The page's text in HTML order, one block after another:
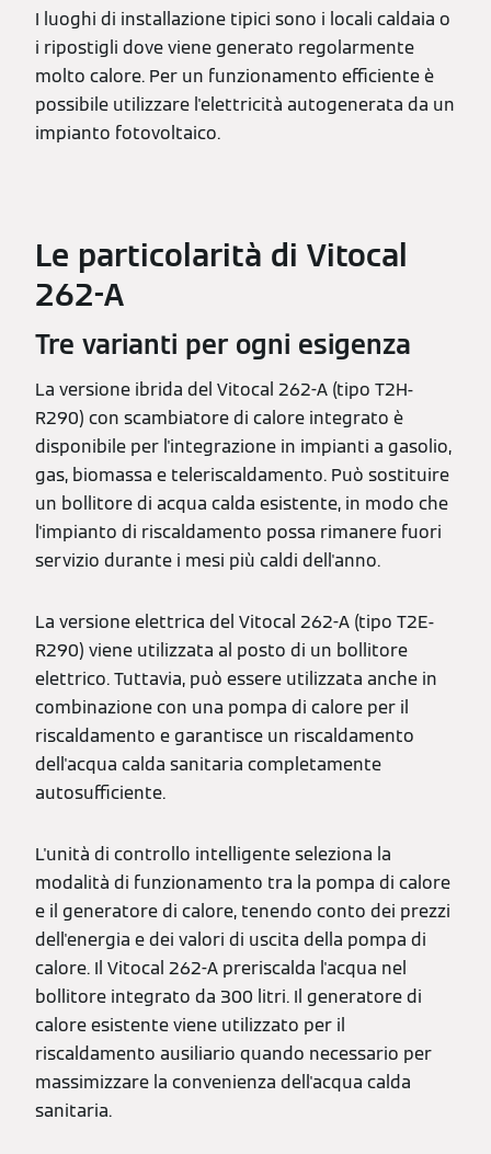
I luoghi di installazione tipici sono i locali caldaia o
i ripostigli dove viene generato regolarmente
molto calore. Per un funzionamento efficiente è
possibile utilizzare l'elettricità autogenerata da un
impianto fotovoltaico.
Le particolarità di Vitocal
262-A
Tre varianti per ogni esigenza
La versione ibrida del Vitocal 262-A (tipo T2H-
R290) con scambiatore di calore integrato è
disponibile per l'integrazione in impianti a gasolio,
gas, biomassa e teleriscaldamento. Può sostituire
un bollitore di acqua calda esistente, in modo che
l'impianto di riscaldamento possa rimanere fuori
servizio durante i mesi più caldi dell'anno.
La versione elettrica del Vitocal 262-A (tipo T2E-
R290) viene utilizzata al posto di un bollitore
elettrico. Tuttavia, può essere utilizzata anche in
combinazione con una pompa di calore per il
riscaldamento e garantisce un riscaldamento
dell'acqua calda sanitaria completamente
autosufficiente.
L'unità di controllo intelligente seleziona la
modalità di funzionamento tra la pompa di calore
e il generatore di calore, tenendo conto dei prezzi
dell'energia e dei valori di uscita della pompa di
calore. Il Vitocal 262-A preriscalda l'acqua nel
bollitore integrato da 300 litri. Il generatore di
calore esistente viene utilizzato per il
riscaldamento ausiliario quando necessario per
massimizzare la convenienza dell'acqua calda
sanitaria.